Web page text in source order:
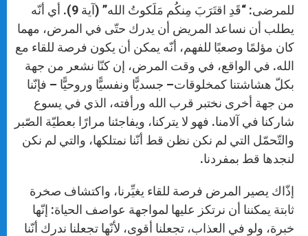
للمرضى: “قَدِ اقتَرَبَ مِنكُم مَلَكوتُ الله” (آية 9). أي أنّه
يطلب أن نساعد المريض أن يدرك حتّى في المرض، مهما
كان مؤلمًا وصعبًا للفهم، أنّه يمكن أن يكون فرصة للقاء مع
الله. في الواقع، في وقت المرض، إن كنّا نشعر من جهة
بكلّ هشاشتنا كمخلوقات– جسديًّا ونفسيًّا وروحيًّا – فإنّنا
من جهة أخرى نختبر قرب الله ورأفته، الذي في يسوع
شاركنا في آلامنا. فهو لا يتركنا، ويفاجئنا مرارًا بعطيّة الصّبر
والتّحمّل التي لم نكن نظن قط أنّنا نمتلكها، والتي لم نكن
لنجدها قط بمفردنا.
إذّاك يصير المرض فرصة للقاء يغيِّرنا، واكتشاف صخرة
ثابتة يمكننا أن نرتكز عليها لمواجهة عواصف الحياة: إنّها
خبرة، ولو في العذاب، تجعلنا أقوى، لأنّها تجعلنا ندرك أنّنا